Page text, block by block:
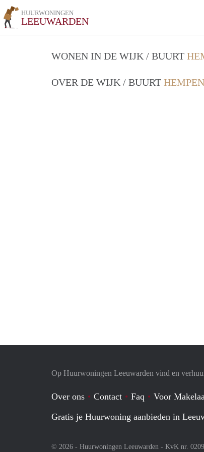
HUURWONINGEN
LEEUWARDEN
WONEN IN DE WIJK / BUURT
OVER DE WIJK / BUURT
Op Huurwoningen Leeuwarden vind en
Over ons Contact Faq
Voor
Gratis je Huurwoning aanbieden in
© 2026 - Huurwoningen Leeuwarden - KvK nr.